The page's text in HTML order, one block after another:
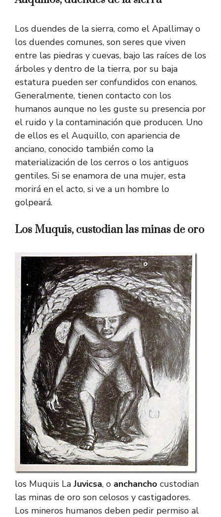
Los duendes de la sierra, como el Apallimay o
los duendes comunes, son seres que viven
entre las piedras y cuevas, bajo las raíces de los
árboles y dentro de la tierra, por su baja
estatura pueden ser confundidos con enanos.
Generalmente, tienen contacto con los
humanos aunque no les guste su presencia por
el ruido y la contaminación que producen. Uno
de ellos es el Auquillo, con apariencia de
anciano, conocido también como la
materialización de los cerros o los antiguos
gentiles. Si se enamora de una mujer, esta
morirá en el acto, si ve a un hombre lo
golpeará.
Los Muquis, custodian las minas de oro
los Muquis La Juvicsa, o anchancho custodian
las minas de oro son celosos y castigadores.
Los mineros humanos deben pedir permiso al